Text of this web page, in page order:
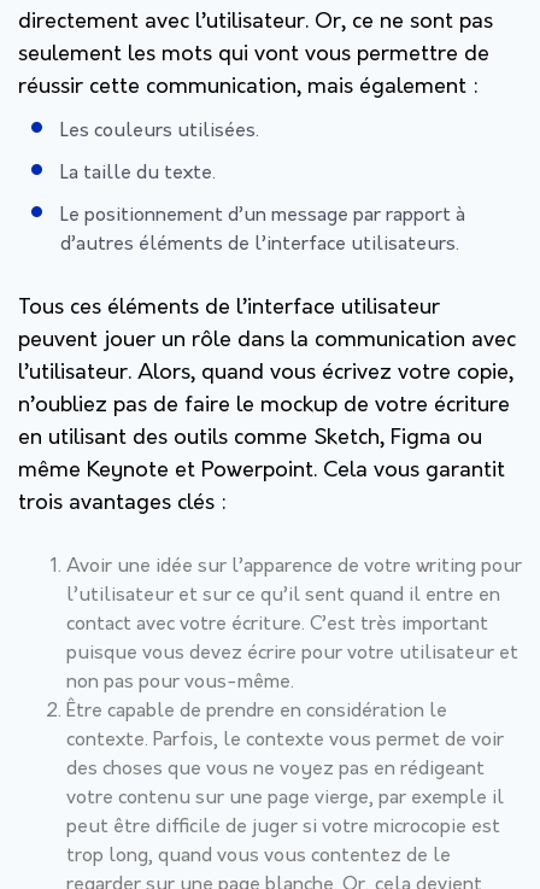
directement avec l’utilisateur. Or, ce ne sont pas
seulement les mots qui vont vous permettre de
réussir cette communication, mais également :
Les couleurs utilisées.
La taille du texte.
Le positionnement d’un message par rapport à
d’autres éléments de l’interface utilisateurs.
Tous ces éléments de l’interface utilisateur
peuvent jouer un rôle dans la communication avec
l’utilisateur. Alors, quand vous écrivez votre copie,
n’oubliez pas de faire le mockup de votre écriture
en utilisant des outils comme Sketch, Figma ou
même Keynote et Powerpoint. Cela vous garantit
trois avantages clés :
Avoir une idée sur l’apparence de votre writing pour
l’utilisateur et sur ce qu’il sent quand il entre en
contact avec votre écriture. C’est très important
puisque vous devez écrire pour votre utilisateur et
non pas pour vous-même.
Être capable de prendre en considération le
contexte. Parfois, le contexte vous permet de voir
des choses que vous ne voyez pas en rédigeant
votre contenu sur une page vierge, par exemple il
peut être difficile de juger si votre microcopie est
trop long, quand vous vous contentez de le